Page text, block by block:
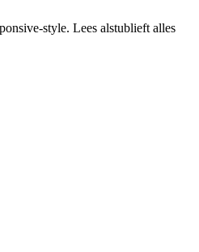
style. Lees alstublieft alles